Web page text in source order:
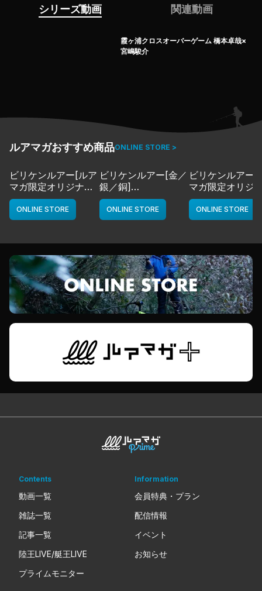
シリーズ動画 関連動画
霞ヶ浦クロスオーバーゲーム 橋本卓哉×
宮嶋駿介
ルアマガおすすめ商品ONLINE STORE >
ビリケンルアー[ルア
マガ限定オリジナル
カラー／LMチャー
ト]
deps
ONLINE STORE
ビリケンルアー[金／
銀／銅]
deps
ONLINE STORE
ビリケンルアー[
マガ限定オリジ
カラー／LMボー
ワイト]
deps
ONLINE STORE
Contents
動画一覧
雑誌一覧
記事一覧
陸王LIVE/艇王LIVE
プライムモニター
Information
会員特典・プラン
配信情報
イベント
お知らせ